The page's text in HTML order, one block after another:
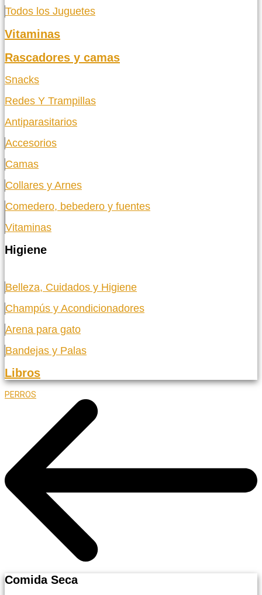
Todos los Juguetes
Vitaminas
Rascadores y camas
Snacks
Redes Y Trampillas
Antiparasitarios
Accesorios
Camas
Collares y Arnes
Comedero, bebedero y fuentes
Vitaminas
Higiene
Belleza, Cuidados y Higiene
Champús y Acondicionadores
Arena para gato
Bandejas y Palas
Libros
PERROS
Comida Seca